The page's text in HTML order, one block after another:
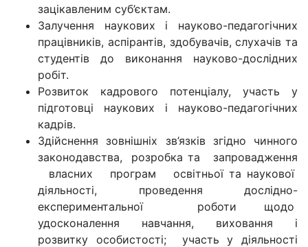
зацікавленим суб’єктам.
Залучення наукових і науково-педагогічних
працівників, аспірантів, здобувачів, слухачів та
студентів до виконання науково-дослідних
робіт.
Розвиток кадрового потенціалу, участь у
підготовці наукових і науково-педагогічних
кадрів.
Здійснення зовнішніх зв’язків згідно чинного
законодавства, розробка та запровадження
власних програм освітньої та наукової
діяльності, проведення дослідно-
експериментальної роботи щодо
удосконалення навчання, виховання і
розвитку особистості; участь у діяльності